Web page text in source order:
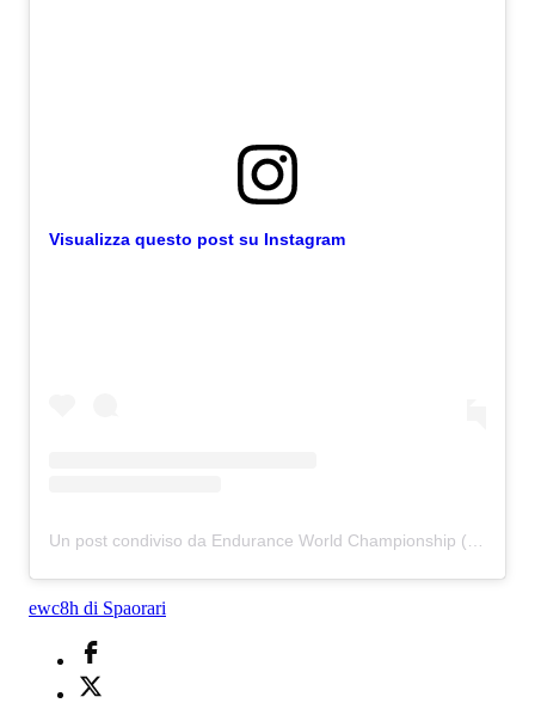
Visualizza questo post su Instagram
Un post condiviso da Endurance World Championship (@fim_ewc_official)
ewc8h di Spaorari